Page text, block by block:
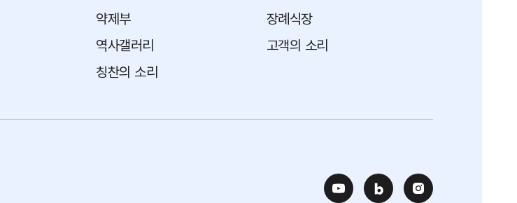
약제부
장례식장
역사갤러리
고객의 소리
칭찬의 소리